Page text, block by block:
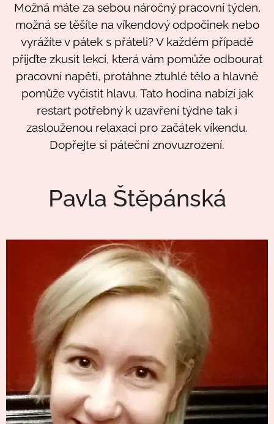
Možná máte za sebou náročný pracovní týden,
možná se těšíte na víkendový odpočinek nebo
vyrážíte v pátek s přáteli? V každém případě
přijďte zkusit lekci, která vám pomůže odbourat
pracovní napětí, protáhne ztuhlé tělo a hlavně
pomůže vyčistit hlavu. Tato hodina nabízí jak
restart potřebný k uzavření týdne tak i
zaslouženou relaxaci pro začátek víkendu.
Dopřejte si páteční znovuzrození.
Pavla Štěpánská